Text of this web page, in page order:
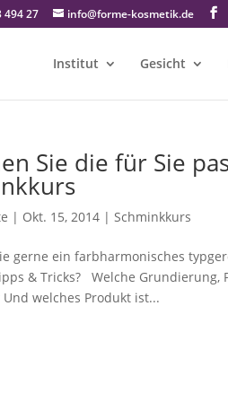
494 27 info@forme-kosmetik.de
Institut Gesicht
Sie die für Sie
| Okt. 15, 2014 |Schminkkurs
gerne ein farbharmonisches
& Tricks? Welche Grundierung,
welches Produkt ist...